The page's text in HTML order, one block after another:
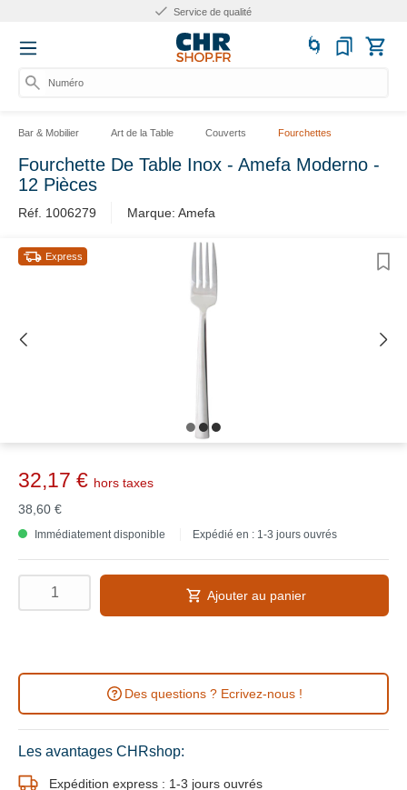
Service de qualité
Numéro d'
Bar & Mobilier Art de la Table Couverts Fourchettes
Fourchette De Table Inox - Amefa Moderno -
12 Pièces
Réf. 1006279 Marque: Amefa
Express
32,17 € hors taxes
38,60 €
Immédiatement disponible Expédié en : 1-3 jours ouvrés
Ajouter au panier
Des questions ? Ecrivez-nous !
Les avantages CHRshop:
Expédition express : 1-3 jours ouvrés